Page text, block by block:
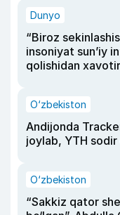
Dunyo
“Biroz
insoniyat sun’iy
qolishidan
O‘zbekiston
Andijonda
joylab, YTH sodir
O‘zbekiston
“Sakkiz qator